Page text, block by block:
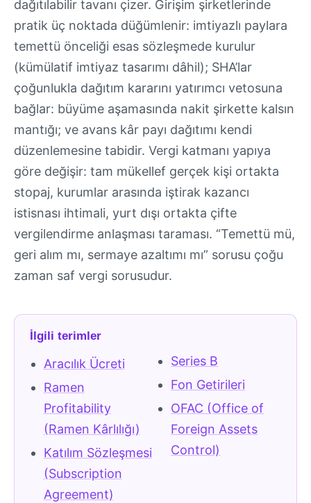
dağıtılabilir tavanı çizer. Girişim şirketlerinde
pratik üç noktada düğümlenir: imtiyazlı paylara
temettü önceliği esas sözleşmede kurulur
(kümülatif imtiyaz tasarımı dâhil); SHA’lar
çoğunlukla dağıtım kararını yatırımcı vetosuna
bağlar: büyüme aşamasında nakit şirkette kalsın
mantığı; ve avans kâr payı dağıtımı kendi
düzenlemesine tabidir. Vergi katmanı yapıya
göre değişir: tam mükellef gerçek kişi ortakta
stopaj, kurumlar arasında iştirak kazancı
istisnası ihtimali, yurt dışı ortakta çifte
vergilendirme anlaşması taraması. “Temettü mü,
geri alım mı, sermaye azaltımı mı” sorusu çoğu
zaman saf vergi sorusudur.
İlgili terimler
Aracılık Ücreti
Ramen
Profitability
(Ramen Kârlılığı)
Katılım Sözleşmesi
(Subscription
Agreement)
Series B
Fon Getirileri
OFAC (Office of
Foreign Assets
Control)